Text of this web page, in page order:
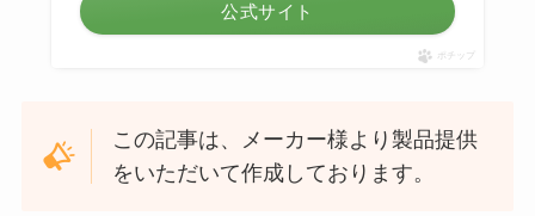
公式サイト
ポチップ
この記事は、メーカー様より製品提供
をいただいて作成しております。